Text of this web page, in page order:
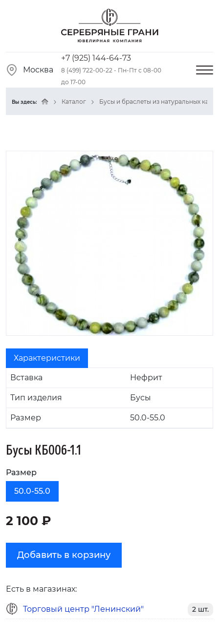
Москва
+7 (925) 144-64-73
8 (499) 722-00-22 - Пн-Пт с 08-00
до 17-00
Вы здесь: Каталог Бусы и браслеты из натуральных
Характеристики
Вставка Нефрит
Тип изделия Бусы
Размер 50.0-55.0
Бусы КБ006-1.1
Размер
50.0-55.0
2 100 ₽
Добавить в корзину
Есть в магазинах:
Торговый центр "Ленинский" 2 шт.